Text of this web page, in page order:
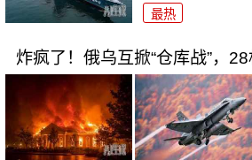
最热
炸疯了！俄乌互掀“仓库战”，